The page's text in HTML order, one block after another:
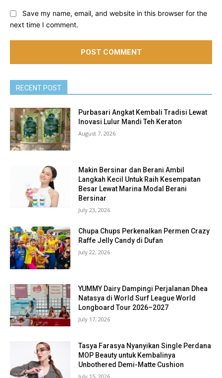
Save my name, email, and website in this browser for the
next time I comment.
RECENT POST
Purbasari Angkat Kembali Tradisi Lewat
Inovasi Lulur Mandi Teh Keraton
August 7, 2026
Makin Bersinar dan Berani Ambil
Langkah Kecil Untuk Raih Kesempatan
Besar Lewat Marina Modal Berani
Bersinar
July 23, 2026
Chupa Chups Perkenalkan Permen Crazy
Raffe Jelly Candy di Dufan
July 22, 2026
YUMMY Dairy Dampingi Perjalanan Dhea
Natasya di World Surf League World
Longboard Tour 2026–2027
July 17, 2026
Tasya Farasya Nyanyikan Single Perdana
MOP Beauty untuk Kembalinya
Unbothered Demi-Matte Cushion
July 15, 2026